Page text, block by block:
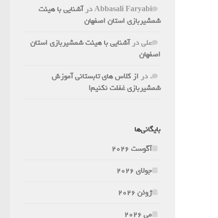
Abbasali Faryabiدرآشنایی با هیئت
شمشیربازی استان اصفهان
علیدرآشنایی با هیئت شمشیربازی استان
اصفهان
. در از کلاس های تابستانی آموزش
شمشیربازی غفلت نکنیم!
بایگانی‌ها
آگوست 2026
جولای 2026
ژوئن 2026
می 2026